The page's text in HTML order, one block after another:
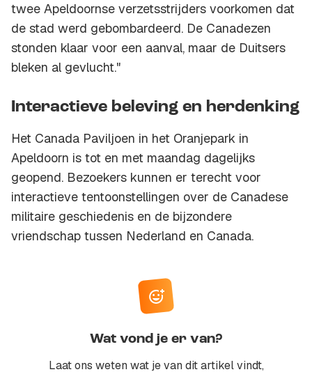
twee Apeldoornse verzetsstrijders voorkomen dat
de stad werd gebombardeerd. De Canadezen
stonden klaar voor een aanval, maar de Duitsers
bleken al gevlucht."
Interactieve beleving en herdenking
Het Canada Paviljoen in het Oranjepark in
Apeldoorn is tot en met maandag dagelijks
geopend. Bezoekers kunnen er terecht voor
interactieve tentoonstellingen over de Canadese
militaire geschiedenis en de bijzondere
vriendschap tussen Nederland en Canada.
Wat vond je er van?
Laat ons weten wat je van dit artikel vindt,